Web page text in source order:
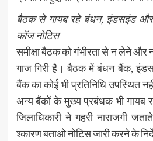
बैठक से गायब रहे बंधन, इंडसइंड
कॉज नोटिस
समीक्षा बैठक को गंभीरता से न लेने और
गाज गिरी है। बैठक में बंधन बैंक,
बैंक का कोई भी प्रतिनिधि
अन्य बैंकों के मुख्य प्रबंधक भी गायब
जिलाधिकारी ने गहरी नाराजगी
श्कारण बताओ नोटिस जारी करने के